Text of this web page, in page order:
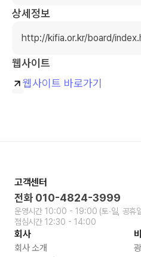
상세정보
http://kifia.or.kr/board/
웹사이트
웹사이트 바로가기
고객센터
전화 010-4824-3999
운영시간 10:00 - 19:00 (토∙일, 공휴
점심시간 12:30 - 14:00
회사
회사 소개